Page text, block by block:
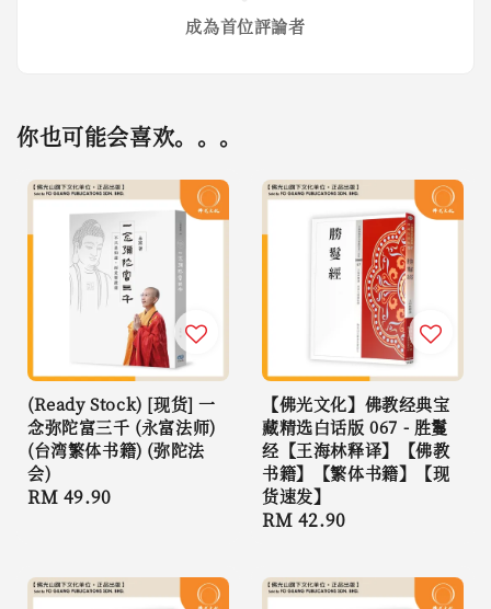
成為首位評論者
你也可能会喜欢。。。
(Ready Stock) [现货] 一
念弥陀富三千 (永富法师)
(台湾繁体书籍) (弥陀法
会)
Regular
RM 49.90
【佛光文化】佛教经典宝
藏精选白话版 067 - 胜鬘
经【王海林释译】【佛教
书籍】【繁体书籍】【现
货速发】
Regular
RM 42.90